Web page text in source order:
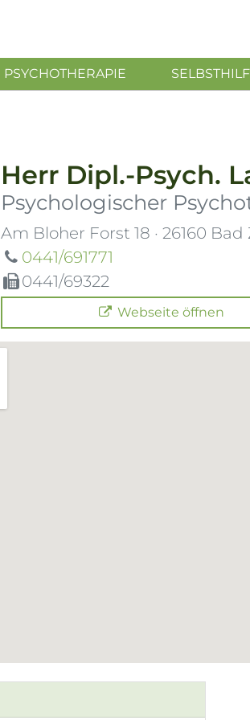
PSYCHOTHERAPIE
Herr Dipl.-Psych.
Psychologischer
Am Bloher Forst 18 · 26160 Bad
0441/691771
0441/69322
Webseite öffnen